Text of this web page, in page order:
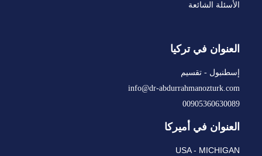
الأسئلة الشائعة
العنوان في تركيا
إسطنبول - تقسيم
info@dr-abdurrahmanozturk.com
00905360630089
العنوان في أميركا
USA - MICHIGAN